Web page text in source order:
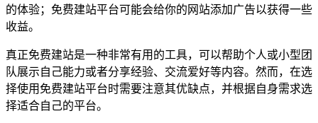
的体验；免费建站平台可能会给你的网站添加广告以获得一些
收益。
真正免费建站是一种非常有用的工具，可以帮助个人或小型团
队展示自己能力或者分享经验、交流爱好等内容。然而，在选
择使用免费建站平台时需要注意其优缺点，并根据自身需求选
择适合自己的平台。